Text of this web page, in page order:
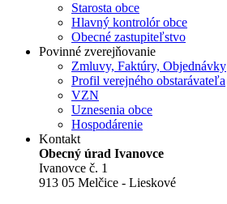
Starosta obce
Hlavný kontrolór obce
Obecné zastupiteľstvo
Povinné zverejňovanie
Zmluvy, Faktúry, Objednávky
Profil verejného obstarávateľa
VZN
Uznesenia obce
Hospodárenie
Kontakt
Obecný úrad Ivanovce
Ivanovce č. 1
913 05 Melčice - Lieskové